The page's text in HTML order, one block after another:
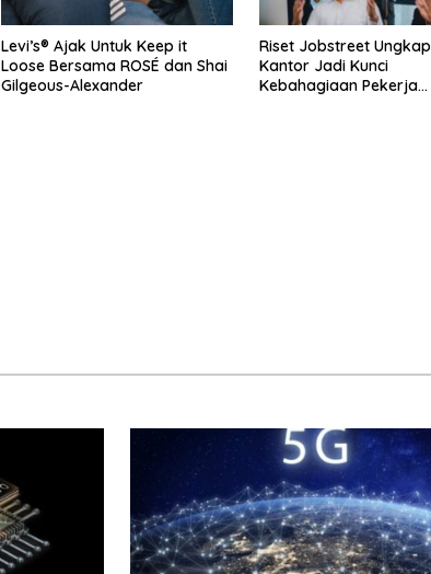
Levi’s® Ajak Untuk Keep it
Loose Bersama ROSÉ dan Shai
Gilgeous-Alexander
Riset Jobstreet
Kantor Jadi Kunci
Kebahagiaan Pekerja